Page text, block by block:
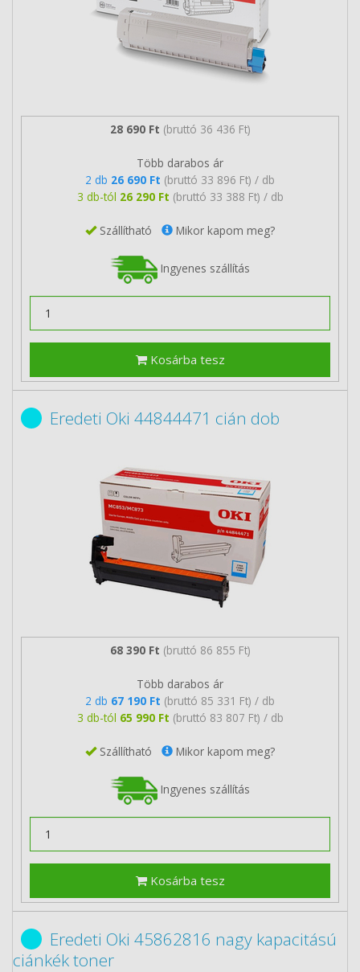
28 690 Ft (bruttó 36 436 Ft)
Több darabos ár
2 db 26 690 Ft (bruttó 33 896 Ft) / db
3 db-tól 26 290 Ft (bruttó 33 388 Ft) / db
Szállítható Mikor kapom meg?
Ingyenes szállítás
Kosárba tesz
Eredeti Oki 44844471 cián dob
68 390 Ft (bruttó 86 855 Ft)
Több darabos ár
2 db 67 190 Ft (bruttó 85 331 Ft) / db
3 db-tól 65 990 Ft (bruttó 83 807 Ft) / db
Szállítható Mikor kapom meg?
Ingyenes szállítás
Kosárba tesz
Eredeti Oki 45862816 nagy kapacitású
ciánkék toner